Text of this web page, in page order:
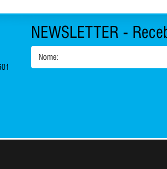
NEWSLETTER -
Nome: